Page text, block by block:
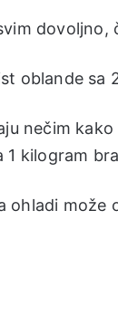
dovoljno,
oblande sa
nečim
1 kilogram
ohladi može